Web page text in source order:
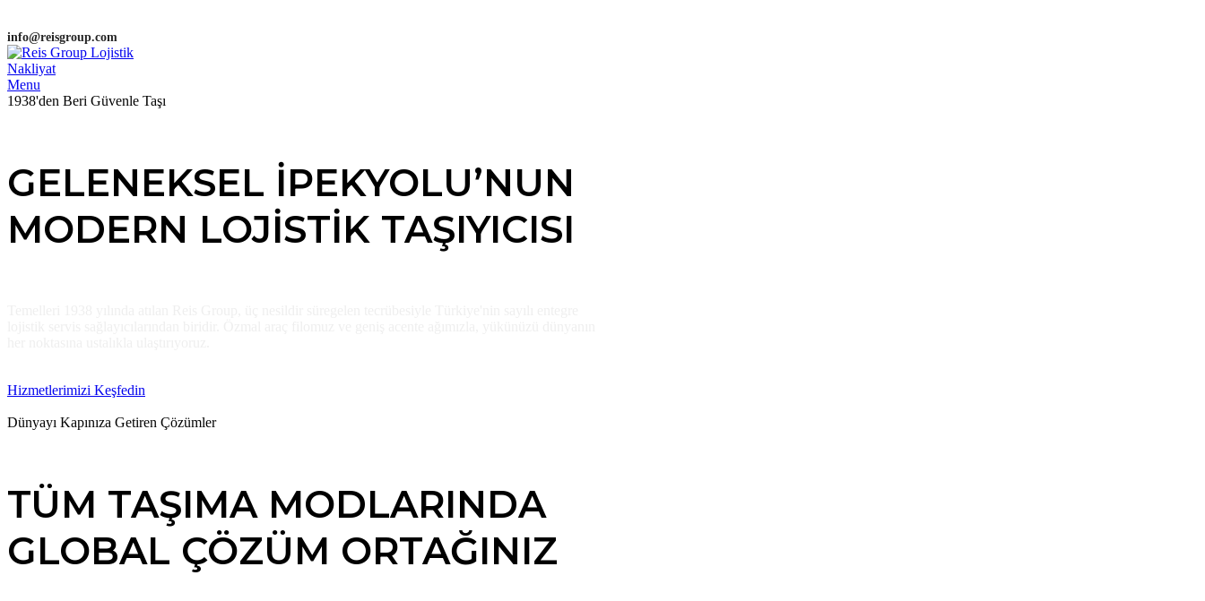
info@reisgroup.com
Menu
1938'den Beri Güvenle Taşı
GELENEKSEL İPEKYOLU’NUN
MODERN LOJISTIK TAŞIYICISI
Hizmetlerimizi Keşfedin
Dünyayı Kapınıza Getiren Çözümler
TÜM TAŞIMA MODLARINDA
GLOBAL ÇÖZÜM ORTAĞINIZ